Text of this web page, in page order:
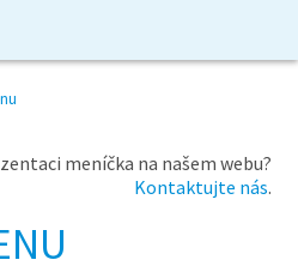
meníčka na našem webu?
Kontaktujte nás.